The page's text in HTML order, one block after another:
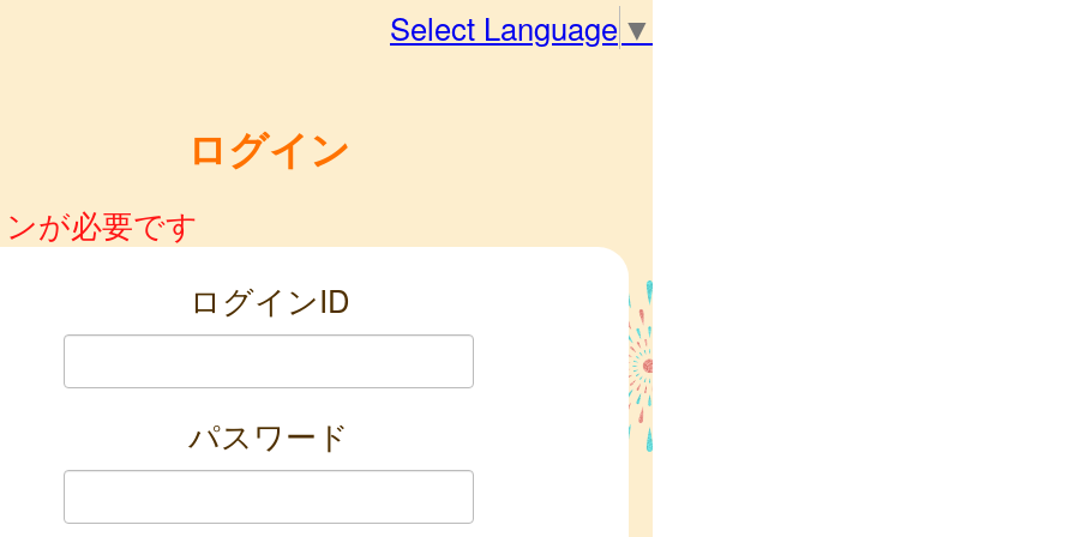
Select Language ▼
ログイン
が必要です
ログインID
パスワード